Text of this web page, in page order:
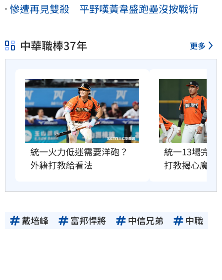
慘遭再見雙殺 平野嘆黃韋盛跑壘沒按戰術
中華職棒37年 更多
統一火力低迷需要洋砲？
外籍打教給看法
統一13場完封
打教揭心魔難
戴培峰 富邦悍將 中信兄弟 中職